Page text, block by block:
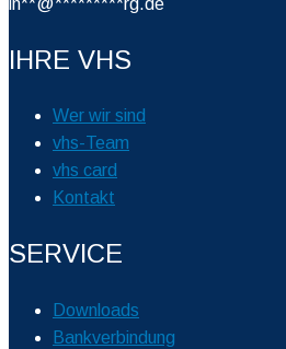
IHRE VHS
Wer wir sind
vhs-Team
vhs card
Kontakt
SERVICE
Downloads
Bankverbindung